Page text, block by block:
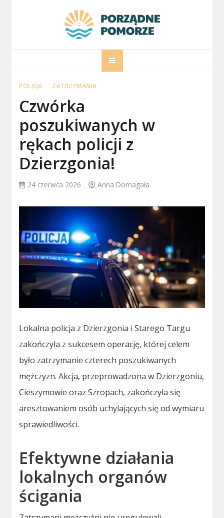
Informacje na temat Pomorza
POLICJA ZATRZYMANIA
Czwórka
poszukiwanych w
rękach policji z
Dzierzgonia!
24 czerwca 2026 Anna Domagała
Lokalna policja z Dzierzgonia i Starego Targu
zakończyła z sukcesem operację, której celem
było zatrzymanie czterech poszukiwanych
mężczyzn. Akcja, przeprowadzona w Dzierzgoniu,
Cieszymowie oraz Szropach, zakończyła się
aresztowaniem osób uchylających się od wymiaru
sprawiedliwości.
Efektywne działania
lokalnych organów
ścigania